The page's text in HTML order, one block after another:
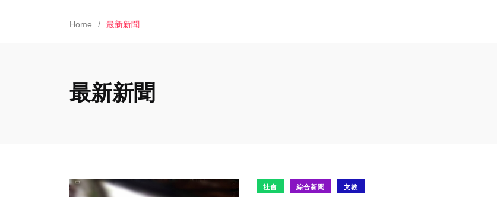
Home 最新新聞
最新新聞
社會 綜合新聞 文教